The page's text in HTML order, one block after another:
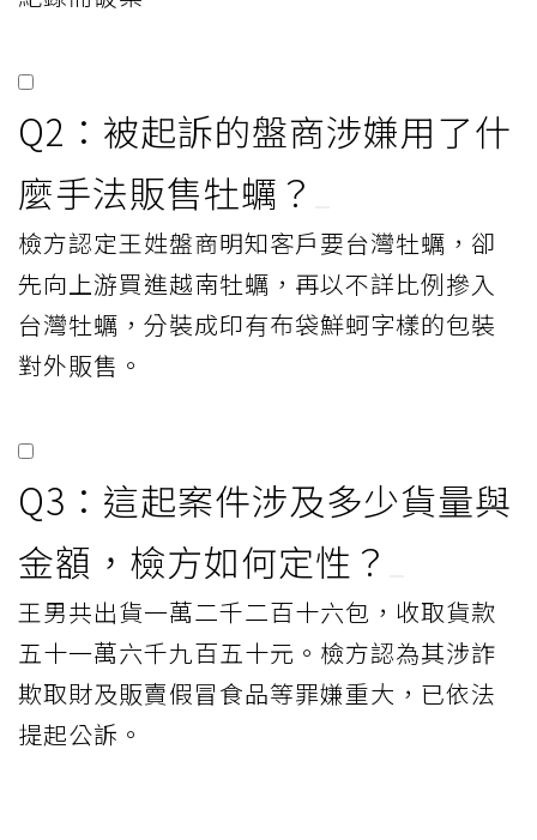
Q2：被起訴的盤商涉嫌用了什
麼手法販售牡蠣？
檢方認定王姓盤商明知客戶要台灣牡蠣，卻
先向上游買進越南牡蠣，再以不詳比例摻入
台灣牡蠣，分裝成印有布袋鮮蚵字樣的包裝
對外販售。
Q3：這起案件涉及多少貨量與
金額，檢方如何定性？
王男共出貨一萬二千二百十六包，收取貨款
五十一萬六千九百五十元。檢方認為其涉詐
欺取財及販賣假冒食品等罪嫌重大，已依法
提起公訴。